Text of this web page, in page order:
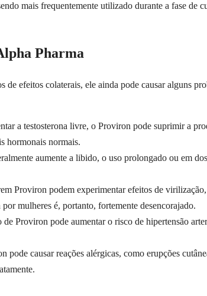
mais frequentemente utilizado durante a fase de
Pharma
efeitos colaterais, ele ainda pode causar alguns
a testosterona livre, o Proviron pode suprimir a
hormonais normais.
aumente a libido, o uso prolongado ou em
Proviron podem experimentar efeitos de
mulheres é, portanto, fortemente desencorajado.
Proviron pode aumentar o risco de hipertensão
pode causar reações alérgicas, como erupções